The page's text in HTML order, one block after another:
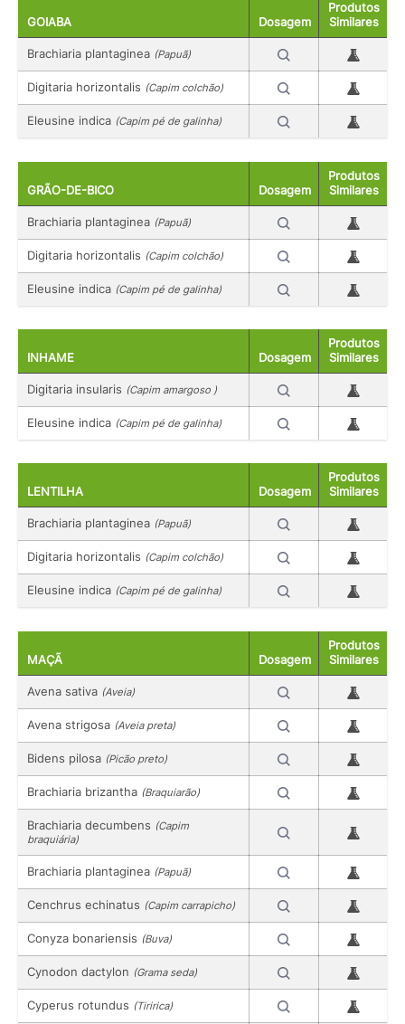
GOIABA Dosagem
Produtos
Similares
Brachiaria plantaginea (Papuã)
Digitaria horizontalis (Capim colchão)
Eleusine indica (Capim pé de galinha)
GRÃO-DE-BICO Dosagem
Produtos
Similares
Brachiaria plantaginea (Papuã)
Digitaria horizontalis (Capim colchão)
Eleusine indica (Capim pé de galinha)
INHAME Dosagem
Produtos
Similares
Digitaria insularis (Capim amargoso )
Eleusine indica (Capim pé de galinha)
LENTILHA Dosagem
Produtos
Similares
Brachiaria plantaginea (Papuã)
Digitaria horizontalis (Capim colchão)
Eleusine indica (Capim pé de galinha)
MAÇÃ Dosagem
Produtos
Similares
Avena sativa (Aveia)
Avena strigosa (Aveia preta)
Bidens pilosa (Picão preto)
Brachiaria brizantha (Braquiarão)
Brachiaria decumbens (Capim
braquiária)
Brachiaria plantaginea (Papuã)
Cenchrus echinatus (Capim carrapicho)
Conyza bonariensis (Buva)
Cynodon dactylon (Grama seda)
Cyperus rotundus (Tiririca)